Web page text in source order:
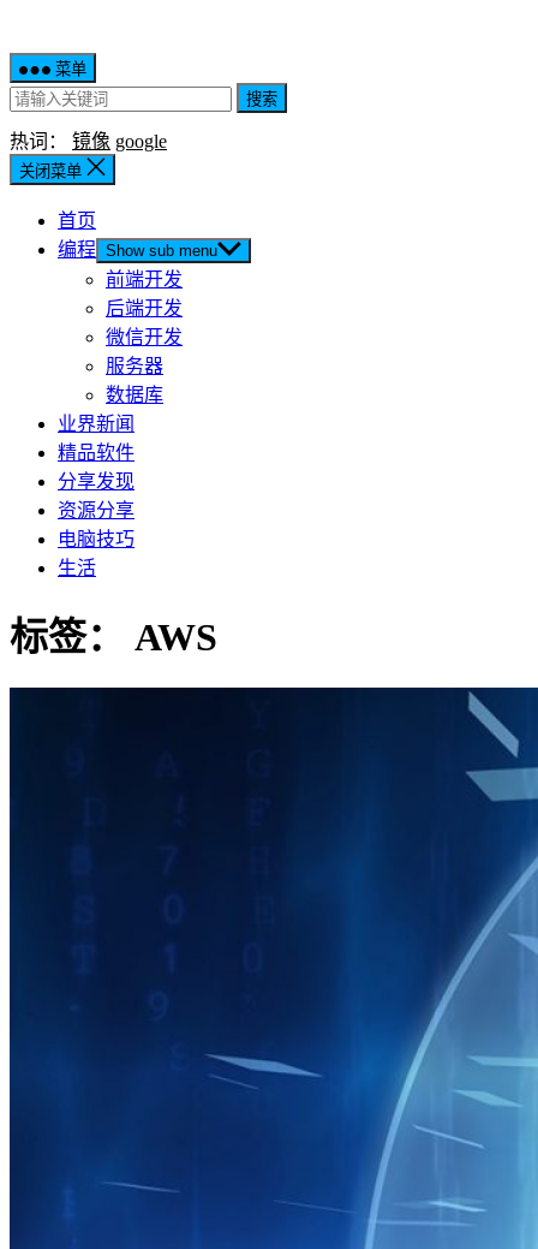
菜单
搜索
热词： 镜像 google
关闭菜单
首页
编程 Show sub menu
前端开发
后端开发
微信开发
服务器
数据库
业界新闻
精品软件
分享发现
资源分享
电脑技巧
生活
标签： AWS